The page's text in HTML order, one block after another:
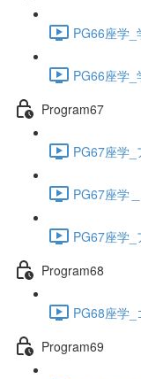
PG66座学
PG66座学
Program67
PG67座学
PG67座学
PG67座学
Program68
PG68座学
Program69